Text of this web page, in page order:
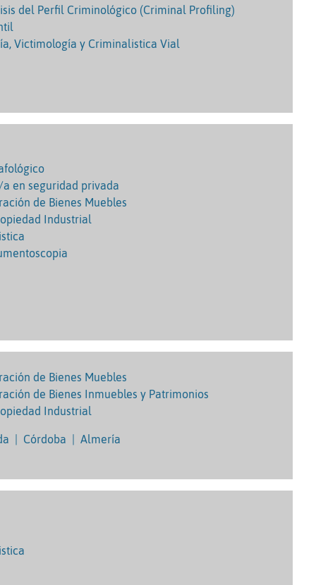
del Perfil Criminológico (Criminal Profiling)
Victimología y Criminalistica Vial
en seguridad privada
de Bienes Muebles
Industrial
de Bienes Muebles
de Bienes Inmuebles y Patrimonios
Industrial
Córdoba Almería